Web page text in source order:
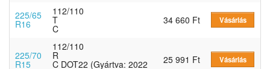
225/65
R16
112/110
T
C
34 660 Ft Vásárlás
225/70
R15
112/110
R
C DOT22 (Gyártva: 2022 25 991 Ft Vásárlás